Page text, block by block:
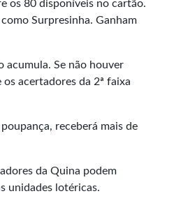
os 80 disponíveis no cartão.
Surpresinha. Ganham
acumula. Se não houver
acertadores da 2ª faixa
receberá mais de
da Quina podem
unidades lotéricas.